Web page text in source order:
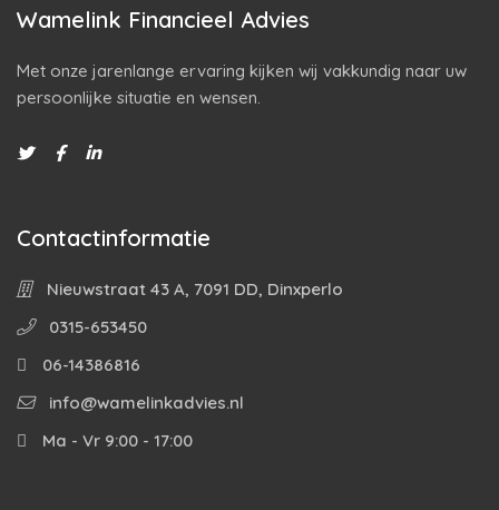
Wamelink Financieel Advies
Met onze jarenlange ervaring kijken wij vakkundig naar uw
persoonlijke situatie en wensen.
Contactinformatie
Nieuwstraat 43 A, 7091 DD, Dinxperlo
0315-653450
06-14386816
info@wamelinkadvies.nl
Ma - Vr 9:00 - 17:00